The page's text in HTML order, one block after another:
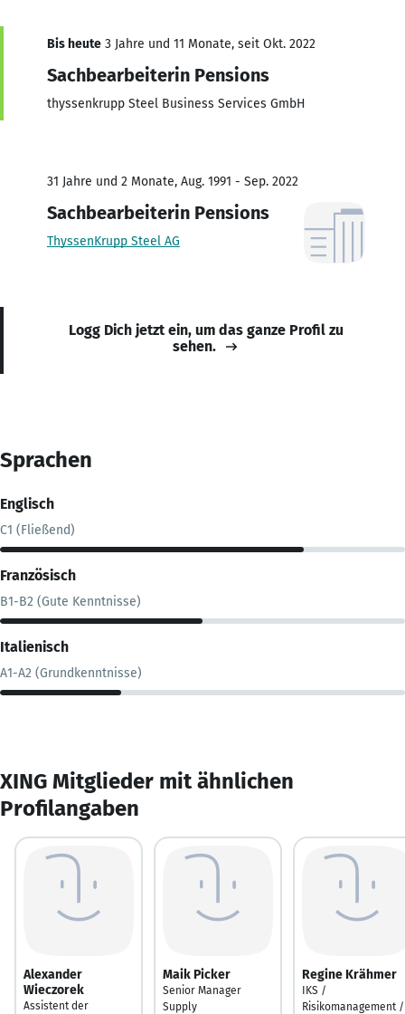
Bis heute 3 Jahre und 11 Monate, seit Okt. 2022
Sachbearbeiterin Pensions
thyssenkrupp Steel Business Services GmbH
31 Jahre und 2 Monate, Aug. 1991 - Sep. 2022
Sachbearbeiterin Pensions
ThyssenKrupp Steel AG
Logg Dich jetzt ein, um das ganze Profil zu
sehen.
Sprachen
Englisch
C1 (Fließend)
Französisch
B1-B2 (Gute Kenntnisse)
Italienisch
A1-A2 (Grundkenntnisse)
XING Mitglieder mit ähnlichen
Profilangaben
Alexander
Wieczorek
Assistent der
Maik Picker
Senior Manager
Supply
Regine Krähmer
IKS /
Risikomanagement /